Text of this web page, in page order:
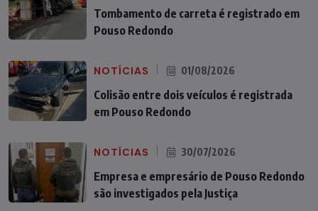
Tombamento de carreta é registrado em
Pouso Redondo
NOTÍCIAS 01/08/2026
Colisão entre dois veículos é registrada
em Pouso Redondo
NOTÍCIAS 30/07/2026
Empresa e empresário de Pouso Redondo
são investigados pela Justiça